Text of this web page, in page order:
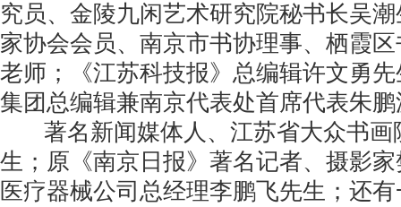
究员、金陵九闲艺术研究院秘书长吴
家协会会员、南京市书协理事、栖霞
老师；《江苏科技报》总编辑许文勇
集团总编辑兼南京代表处首席代表朱
著名新闻媒体人、江苏省大众书画
生；原《南京日报》著名记者、摄影
医疗器械公司总经理李鹏飞先生；还